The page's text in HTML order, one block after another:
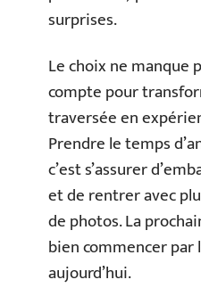
surprises.
Le choix ne manque
compte pour
traversée en
Prendre le temps
c’est s’assurer
et de rentrer avec
de photos. La
bien commencer par
aujourd’hui.